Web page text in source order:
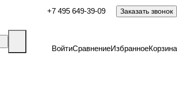
+7 495 649-39-09 Заказать звонок
ВойтиСравнениеИзбранноеКорзина